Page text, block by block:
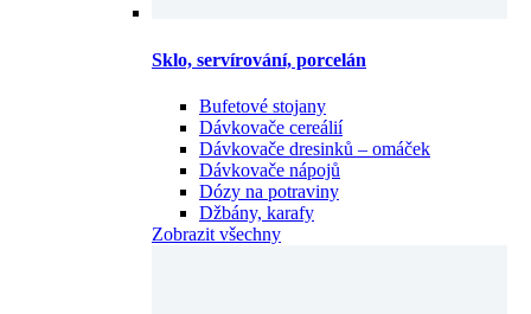
Sklo, servírování, porcelán
Bufetové stojany
Dávkovače cereálií
Dávkovače dresinků – omáček
Dávkovače nápojů
Dózy na potraviny
Džbány, karafy
Zobrazit všechny